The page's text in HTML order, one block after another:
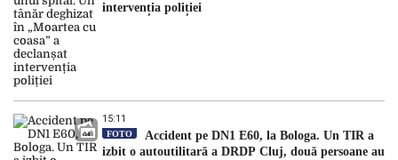
intervenția poliției
15:11
FOTO
Accident pe DN1 E60, la Bologa. Un TIR a
izbit o autoutilitară a DRDP Cluj, două persoane au